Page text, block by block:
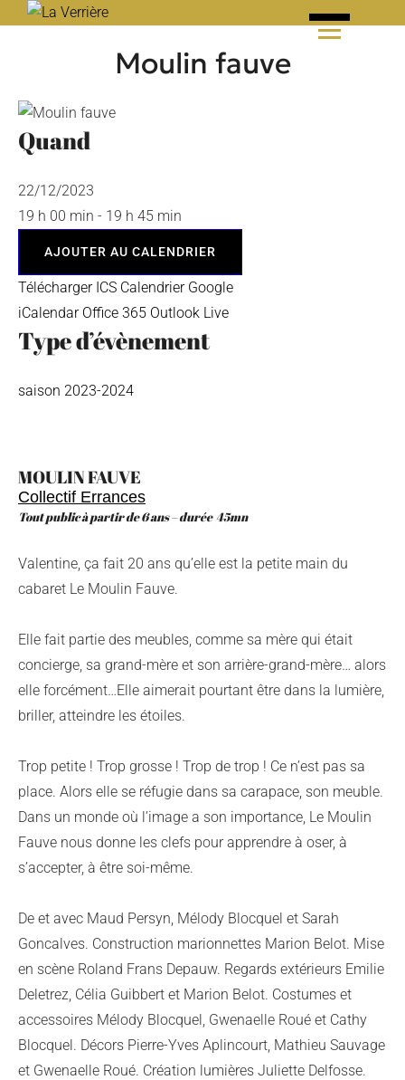
Moulin fauve
Quand
22/12/2023
19 h 00 min - 19 h 45 min
AJOUTER AU CALENDRIER
Télécharger ICS Calendrier Google
iCalendar Office 365 Outlook Live
Type d’évènement
saison 2023-2024
MOULIN FAUVE
Collectif Errances
Tout public à partir de 6 ans – durée 45mn
Valentine, ça fait 20 ans qu’elle est la petite main du
cabaret Le Moulin Fauve.
Elle fait partie des meubles, comme sa mère qui était
concierge, sa grand-mère et son arrière-grand-mère… alors
elle forcément…Elle aimerait pourtant être dans la lumière,
briller, atteindre les étoiles.
Trop petite ! Trop grosse ! Trop de trop ! Ce n’est pas sa
place. Alors elle se réfugie dans sa carapace, son meuble.
Dans un monde où l’image a son importance, Le Moulin
Fauve nous donne les clefs pour apprendre à oser, à
s’accepter, à être soi-même.
De et avec Maud Persyn, Mélody Blocquel et Sarah
Goncalves. Construction marionnettes Marion Belot. Mise
en scène Roland Frans Depauw. Regards extérieurs Emilie
Deletrez, Célia Guibbert et Marion Belot. Costumes et
accessoires Mélody Blocquel, Gwenaelle Roué et Cathy
Blocquel. Décors Pierre-Yves Aplincourt, Mathieu Sauvage
et Gwenaelle Roué. Création lumières Juliette Delfosse.